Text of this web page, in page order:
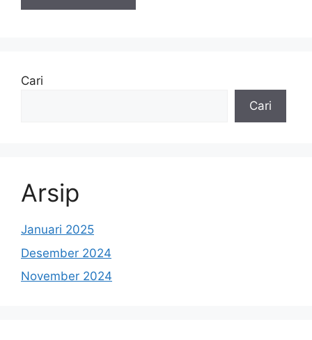
Cari
Cari
Arsip
Januari 2025
Desember 2024
November 2024